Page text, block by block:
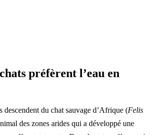
préfèrent l’eau en
descendent du chat sauvage d’Afrique (Felis
des zones arides qui a développé une